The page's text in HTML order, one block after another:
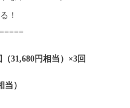
！
31,680円相当）×3回
）